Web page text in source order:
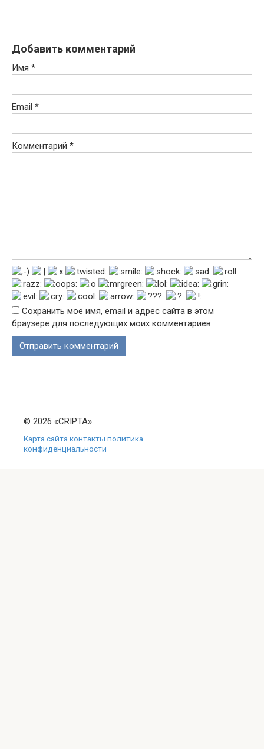
Добавить комментарий
Имя *
Email *
Комментарий *
Сохранить моё имя, email и адрес сайта в этом
браузере для последующих моих комментариев.
© 2026 «CRIPTA»
Карта сайта контакты политика
конфиденциальности